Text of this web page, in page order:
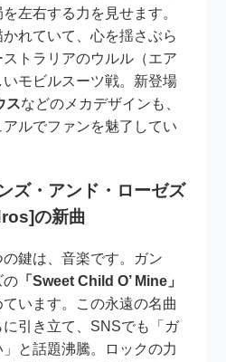
左右する力を見せます。
れていて、心を揺さぶら
トラリアのウルル（エア
モビルスーツ戦。新登場
スなどのメカデザインも、
ルでファンを魅了してい
ズ・アンド・ローゼズ
の新曲
鍵は、音楽です。ガン
の 「Sweet Child O’ Mine」
います。この永遠の名曲
引き立て、SNSでも「ガ
と話題沸騰。ロックの力